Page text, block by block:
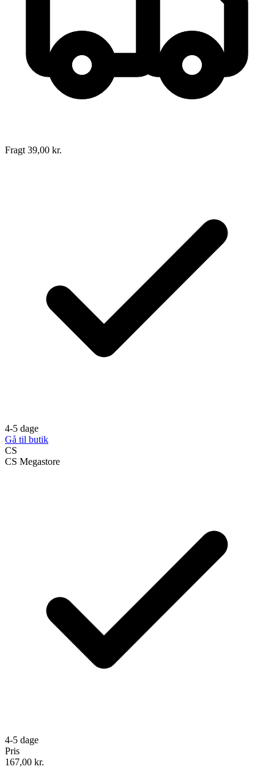
Fragt 39,00 kr.
4-5 dage
Gå til butik
CS
CS Megastore
4-5 dage
Pris
167,00 kr.